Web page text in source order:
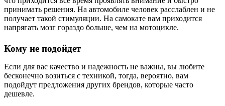
принимать решения. На автомобиле человек расслаблен и не
получает такой стимуляции. На самокате вам приходится
напрягать мозг гораздо больше, чем на мотоцикле.
Кому не подойдет
Если для вас качество и надежность не важны, вы любите
бесконечно возиться с техникой, тогда, вероятно, вам
подойдут предложения других брендов, которые часто
дешевле.